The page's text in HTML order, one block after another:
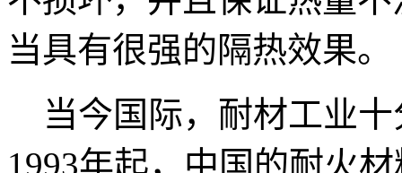
当具有很强的隔热效果。
当今国际，耐材工业十
1993年起，中国的耐火